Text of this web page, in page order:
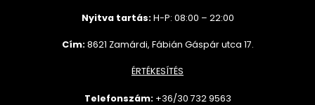
Nyitva tartás:H-P: 08:00 – 22:00
Cím:8621 Zamárdi, Fábián Gáspár utca 17.
ÉRTÉKESÍTÉS
Telefonszám: +36/30 7329563